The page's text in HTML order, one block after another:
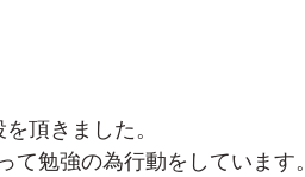
頂きました。
勉強の為行動をしています。